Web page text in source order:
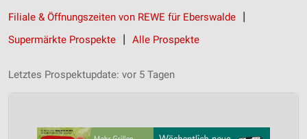
Filiale & Öffnungszeiten von REWE für Eberswalde
Supermärkte Prospekte
Alle Prospekte
Letztes Prospektupdate: vor 5 Tagen